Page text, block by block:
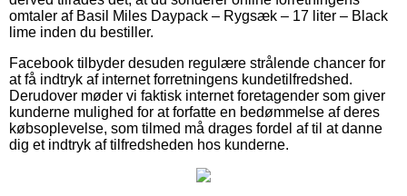
omtaler af Basil Miles Daypack – Rygsæk – 17 liter – Black
lime inden du bestiller.
Facebook tilbyder desuden regulære strålende chancer for
at få indtryk af internet forretningens kundetilfredshed.
Derudover møder vi faktisk internet foretagender som giver
kunderne mulighed for at forfatte en bedømmelse af deres
købsoplevelse, som tilmed må drages fordel af til at danne
dig et indtryk af tilfredsheden hos kunderne.